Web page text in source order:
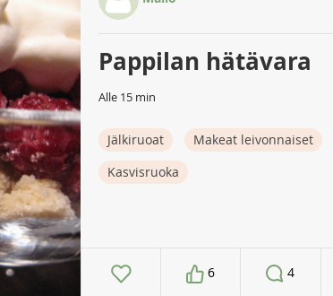
Pappilan hätävara
Alle 15 min
Jälkiruoat Makeat leivonnaiset
Kasvisruoka
6 4